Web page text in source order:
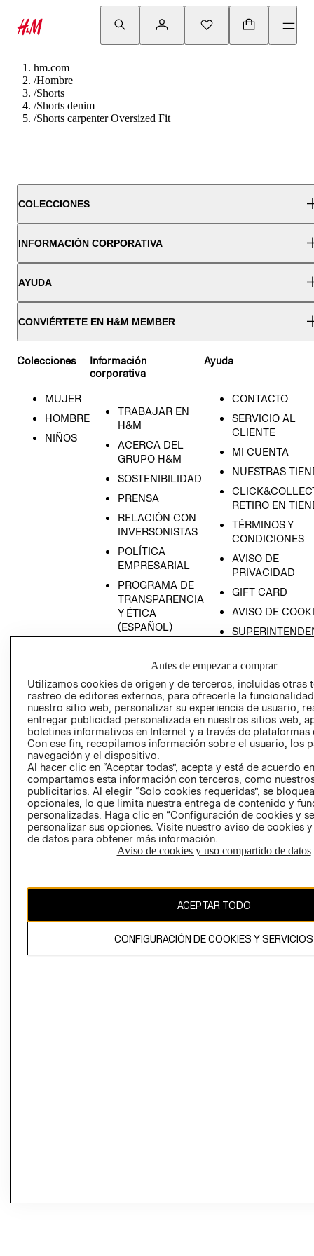
hm.com
/Hombre
/Shorts
/Shorts denim
/Shorts carpenter Oversized Fit
COLECCIONES
INFORMACIÓN CORPORATIVA
AYUDA
CONVIÉRTETE EN H&M MEMBER
Colecciones
MUJER
HOMBRE
NIÑOS
Información
corporativa
TRABAJAR EN
H&M
ACERCA DEL
GRUPO H&M
SOSTENIBILIDAD
PRENSA
RELACIÓN CON
INVERSONISTAS
POLÍTICA
EMPRESARIAL
PROGRAMA DE
TRANSPARENCIA
Y ÉTICA
(ESPAÑOL)
TRANSPARENCIA
Ayuda
CONTACTO
SERVICIO AL
CLIENTE
MI CUENTA
NUESTRAS
RETIRO EN
TÉRMINOS Y
CONDICIONES
AVISO DE
PRIVACIDAD
GIFT CARD
AVISO DE
PETICIONES
QUEJAS Y
RECLAMOS
Colombia ($)
CAMBIAR REGIÓN
El contenido de esta página web está protegido por copyright y es
propiedad de H&M Hennes & Mauritz AB.
Antes de empezar a comprar
Utilizamos cookies de origen y de terceros, incluidas otras
rastreo de editores externos, para ofrecerle la
nuestro sitio web, personalizar su experiencia de usuario,
entregar publicidad personalizada en nuestros sitios web,
boletines informativos en Internet y a través de plataformas
Con ese fin, recopilamos información sobre el usuario, los
navegación y el dispositivo.
Al hacer clic en “Aceptar todas”, acepta y está de acuerdo
compartamos esta información con terceros, como
publicitarios. Al elegir “Solo cookies requeridas”, se
opcionales, lo que limita nuestra entrega de contenido y
personalizadas. Haga clic en “Configuración de cookies y
personalizar sus opciones. Visite nuestro aviso de cookies
de datos para obtener más información.
Aviso de cookies y uso compartido de datos
ACEPTAR TODO
CONFIGURACIÓN DE COOKIES Y SERVICIOS